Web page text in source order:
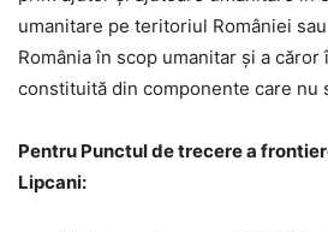
umanitare pe teritoriul României
România în scop umanitar și a
constituită din componente care nu
Pentru Punctul de trecere a
Lipcani: